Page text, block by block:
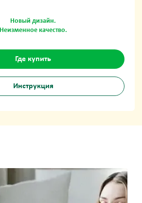
Новый дизайн.
Неизменное качество.
Где купить
Инструкция